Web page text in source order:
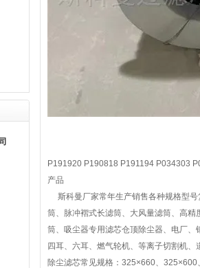
P191920 P190818 P191194 P034303
产品
斯科曼厂家常年生产销售各种规格型号
筒、脉冲褶式长滤筒、大风量滤筒、高
筒、吸尘器专用滤芯仓顶除尘器、电厂
四耳、六耳、燃气轮机、等离子切割机
除尘滤芯常见规格：325×660、